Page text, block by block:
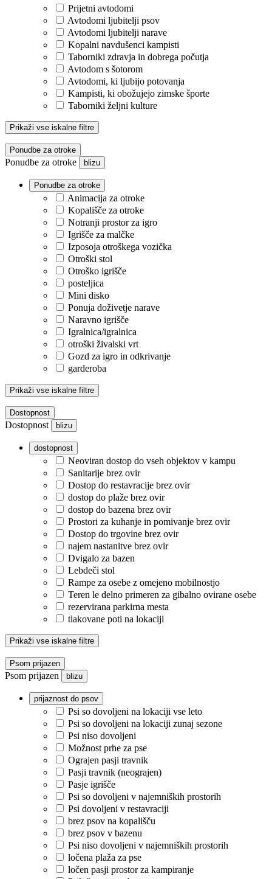
Prijetni avtodomi
Avtodomi ljubitelji psov
Avtodomi ljubitelji narave
Kopalni navdušenci kampisti
Taborniki zdravja in dobrega počutja
Avtodom s šotorom
Avtodomi, ki ljubijo potovanja
Kampisti, ki obožujejo zimske športe
Taborniki željni kulture
Prikaži vse iskalne filtre
Ponudbe za otroke
Ponudbe za otroke blizu
Ponudbe za otroke
Animacija za otroke
Kopališče za otroke
Notranji prostor za igro
Igrišče za malčke
Izposoja otroškega vozička
Otroški stol
Otroško igrišče
posteljica
Mini disko
Ponuja doživetje narave
Naravno igrišče
Igralnica/igralnica
otroški živalski vrt
Gozd za igro in odkrivanje
garderoba
Prikaži vse iskalne filtre
Dostopnost
Dostopnost blizu
dostopnost
Neoviran dostop do vseh objektov v kampu
Sanitarije brez ovir
Dostop do restavracije brez ovir
dostop do plaže brez ovir
dostop do bazena brez ovir
Prostori za kuhanje in pomivanje brez ovir
Dostop do trgovine brez ovir
najem nastanitve brez ovir
Dvigalo za bazen
Lebdeči stol
Rampe za osebe z omejeno mobilnostjo
Teren le delno primeren za gibalno ovirane osebe
rezervirana parkirna mesta
tlakovane poti na lokaciji
Prikaži vse iskalne filtre
Psom prijazen
Psom prijazen blizu
prijaznost do psov
Psi so dovoljeni na lokaciji vse leto
Psi so dovoljeni na lokaciji zunaj sezone
Psi niso dovoljeni
Možnost prhe za pse
Ograjen pasji travnik
Pasji travnik (neograjen)
Pasje igrišče
Psi so dovoljeni v najemniških prostorih
Psi dovoljeni v restavraciji
brez psov na kopališču
brez psov v bazenu
Psi niso dovoljeni v najemniških prostorih
ločena plaža za pse
ločen pasji prostor za kampiranje